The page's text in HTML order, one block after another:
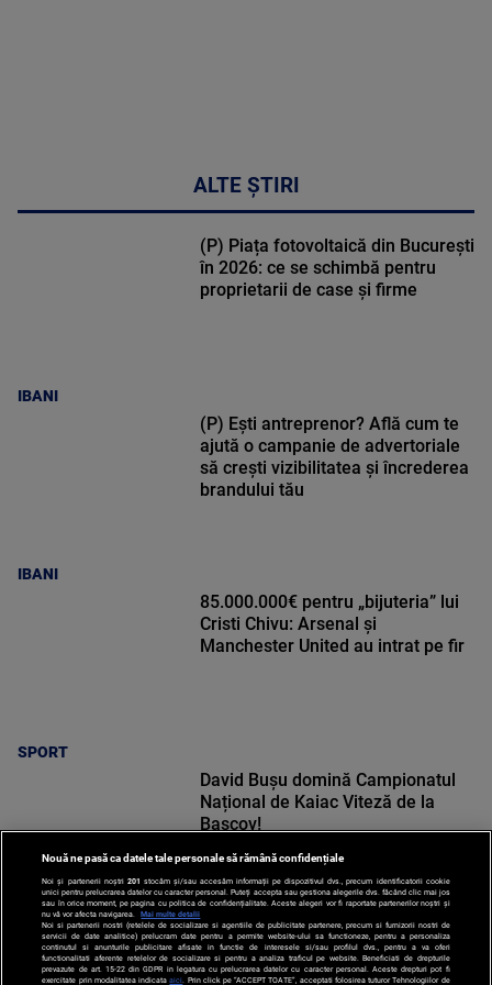
ALTE ȘTIRI
IBANI
(P) Piața fotovoltaică din București
în 2026: ce se schimbă pentru
proprietarii de case și firme
IBANI
(P) Ești antreprenor? Află cum te
ajută o campanie de advertoriale
să crești vizibilitatea și încrederea
brandului tău
SPORT
85.000.000€ pentru „bijuteria” lui
Cristi Chivu: Arsenal și
Manchester United au intrat pe fir
SPORT
David Bușu domină Campionatul
Național de Kaiac Viteză de la
Bascov!
Nouă ne pasă ca datele tale personale să rămână confidențiale
Noi și partenerii noștri 201 stocăm și/sau accesăm informații pe dispozitivul dvs., precum identificatorii cookie
unici pentru prelucrarea datelor cu caracter personal. Puteți accepta sau gestiona alegerile dvs. făcând clic mai jos
sau în orice moment, pe pagina cu politica de confidențialitate. Aceste alegeri vor fi raportate partenerilor noștri și
nu vă vor afecta navigarea.
Mai multe detalii
Noi si partenerii nostri (retelele de socializare si agentiile de publicitate partenere, precum si furnizorii nostri de
servicii de date analitice) prelucram date pentru a permite website-ului sa functioneze, pentru a personaliza
continutul si anunturile publicitare afisate in functie de interesele si/sau profilul dvs., pentru a va oferi
functionalitati aferente retelelor de socializare si pentru a analiza traficul pe website. Beneficiati de drepturile
prevazute de art. 15-22 din GDPR in legatura cu prelucrarea datelor cu caracter personal. Aceste drepturi pot fi
exercitate prin modalitatea indicataaici . Prin click pe “ACCEPT TOATE”, acceptati folosirea tuturor Tehnologiilor de